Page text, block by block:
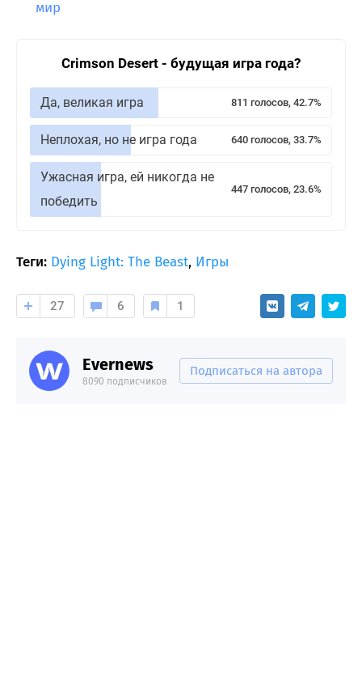
мир
Crimson Desert - будущая игра года?
Да, великая игра 811 голосов, 42.7%
Неплохая, но не игра года 640 голосов, 33.7%
Ужасная игра, ей никогда не
победить
447 голосов, 23.6%
Теги: Dying Light: The Beast, Игры
27 6 1
Evernews
8090 подписчиков
Подписаться на автора